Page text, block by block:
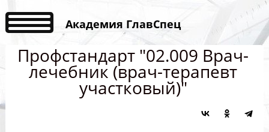
Академия ГлавСпец
Профстандарт "02.009 Врач-
лечебник (врач-терапевт
участковый)"